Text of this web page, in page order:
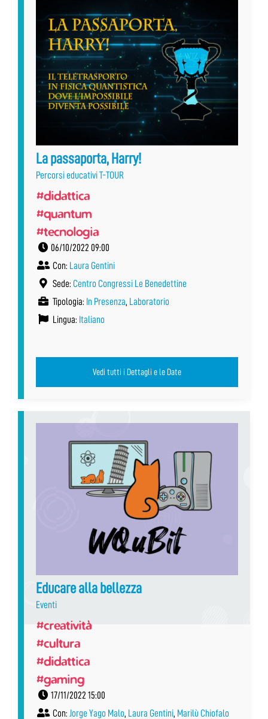
La passaporta, Harry!
Percorsi educativi T-TOUR
#didattica
#quantum
#tecnologia
06/10/2022 09:00
Con: Laura Gentini
Sede: Centro Congressi Le Benedettine
Tipologia: In Presenza, Laboratorio
Lingua: Italiano
Vedi tutti i Dettagli e le Date
Educare alla bellezza
Eventi
#creatività
#cultura
#didattica
#gaming
17/11/2022 15:00
Con: Jorge Yago Malo, Laura Gentini, Marilù Chiofalo